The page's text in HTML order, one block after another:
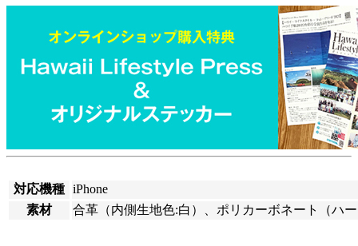
対応機種 iPhone
素材
合革（内側生地色:白）、ポリカーボネート（ハ